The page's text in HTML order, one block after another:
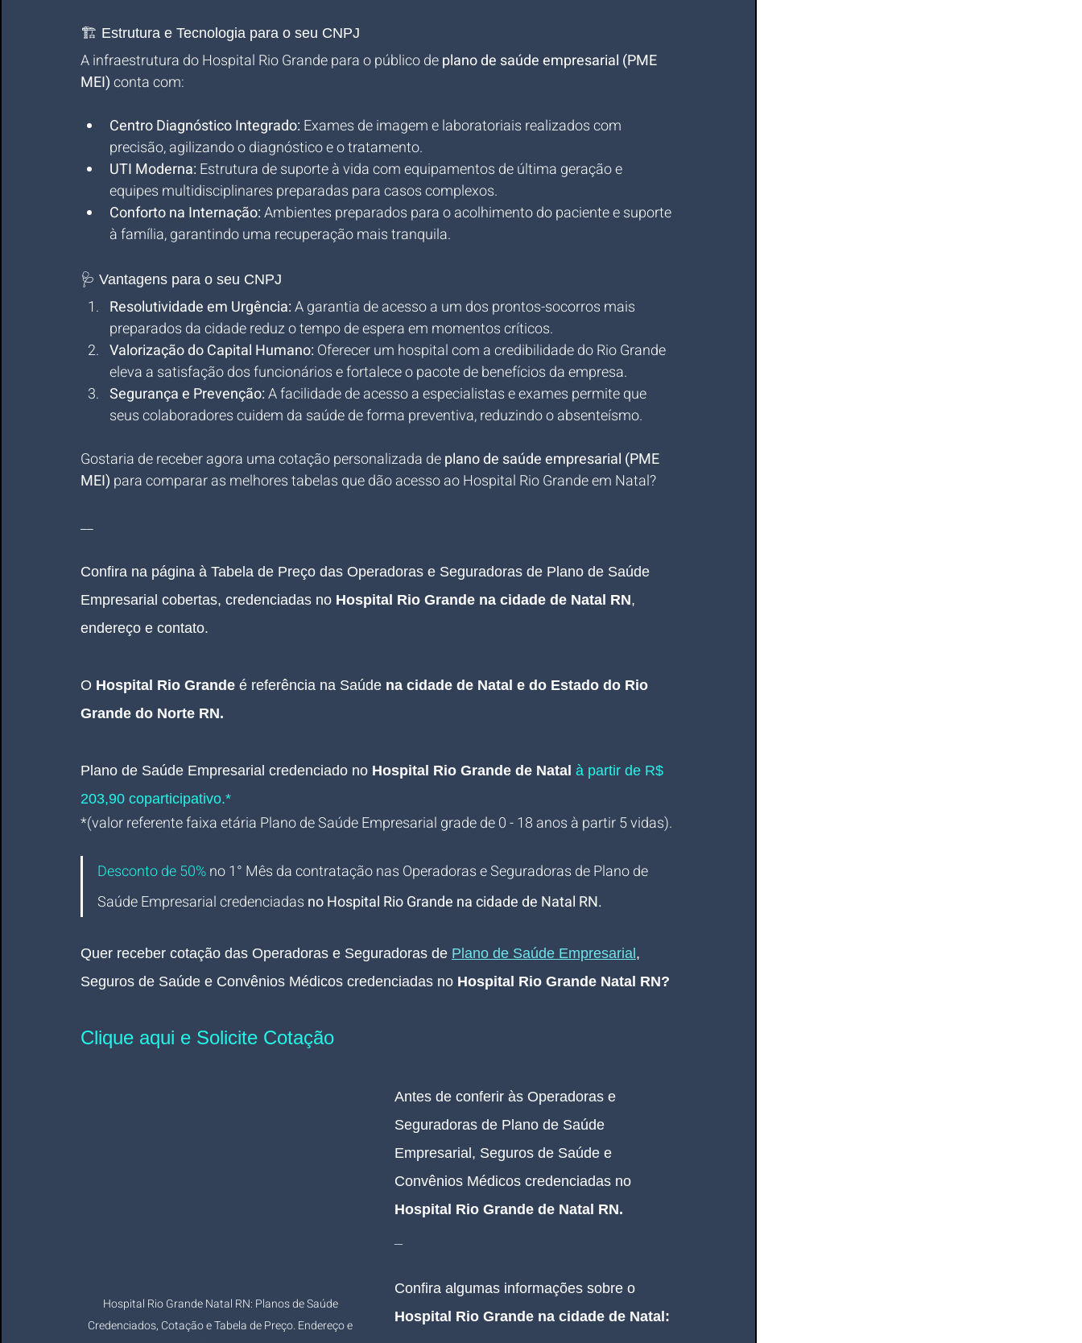
🏗️ Estrutura e Tecnologia para o seu CNPJ
A infraestrutura do Hospital Rio Grande para o público de plano de saúde empresarial (PME
MEI) conta com:
Centro Diagnóstico Integrado: Exames de imagem e laboratoriais realizados com
precisão, agilizando o diagnóstico e o tratamento.
UTI Moderna: Estrutura de suporte à vida com equipamentos de última geração e
equipes multidisciplinares preparadas para casos complexos.
Conforto na Internação: Ambientes preparados para o acolhimento do paciente e suporte
à família, garantindo uma recuperação mais tranquila.
🩺 Vantagens para o seu CNPJ
Resolutividade em Urgência: A garantia de acesso a um dos prontos-socorros mais
preparados da cidade reduz o tempo de espera em momentos críticos.
Valorização do Capital Humano: Oferecer um hospital com a credibilidade do Rio Grande
eleva a satisfação dos funcionários e fortalece o pacote de benefícios da empresa.
Segurança e Prevenção: A facilidade de acesso a especialistas e exames permite que
seus colaboradores cuidem da saúde de forma preventiva, reduzindo o absenteísmo.
Gostaria de receber agora uma cotação personalizada de plano de saúde empresarial (PME
MEI) para comparar as melhores tabelas que dão acesso ao Hospital Rio Grande em Natal?
__
Confira na página à Tabela de Preço das Operadoras e Seguradoras de Plano de Saúde
Empresarial cobertas, credenciadas no Hospital Rio Grande na cidade de Natal RN,
endereço e contato.
O Hospital Rio Grande é referência na Saúde na cidade de Natal e do Estado do Rio
Grande do Norte RN.
Plano de Saúde Empresarial credenciado no Hospital Rio Grande de Natal à partir de R$
203,90 coparticipativo.*
*(valor referente faixa etária Plano de Saúde Empresarial grade de 0 - 18 anos à partir 5 vidas).
Desconto de 50%no 1° Mês da contratação nas Operadoras e Seguradoras de Plano de
Saúde Empresarial credenciadas no Hospital Rio Grande na cidade de Natal RN.
Quer receber cotação das Operadoras e Seguradoras de Plano de Saúde Empresarial ,
Seguros de Saúde e Convênios Médicos credenciadas no Hospital Rio Grande Natal RN?
Clique aqui e Solicite Cotação
Hospital Rio Grande Natal RN: Planos de Saúde
Credenciados, Cotação e Tabela de Preço. Endereço e
Antes de conferir às Operadoras e
Seguradoras de Plano de Saúde
Empresarial, Seguros de Saúde e
Convênios Médicos credenciadas no
Hospital Rio Grande de Natal RN.
Confira algumas informações sobre o
Hospital Rio Grande na cidade de Natal: